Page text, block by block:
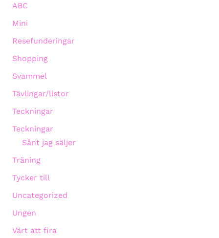
ABC
Mini
Resefunderingar
Shopping
Svammel
Tävlingar/listor
Teckningar
Teckningar
Sånt jag säljer
Träning
Tycker till
Uncategorized
Ungen
Värt att fira